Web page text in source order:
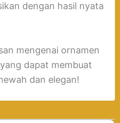
dengan hasil nyata
mengenai ornamen
dapat membuat
dan elegan!